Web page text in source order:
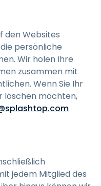
den Websites
persönliche
Wir holen Ihre
zusammen mit
Wenn Sie Ihr
löschen möchten,
jedem Mitglied des